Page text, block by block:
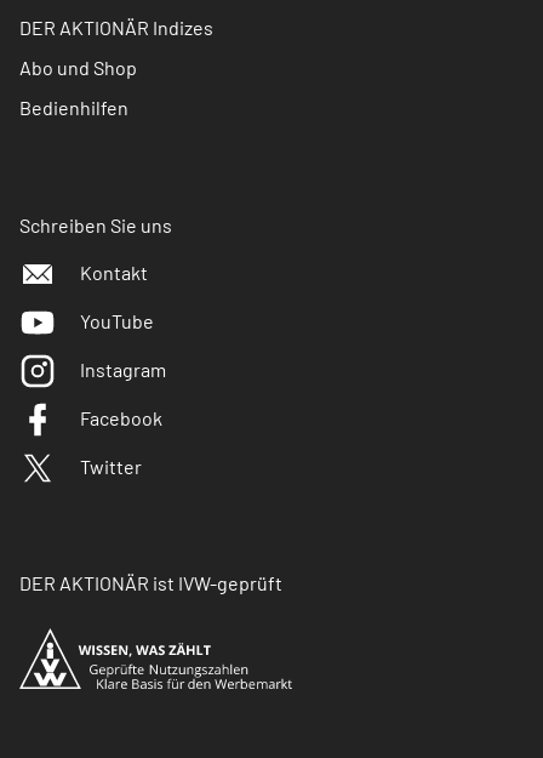
DER AKTIONÄR Indizes
Abo und Shop
Bedienhilfen
Schreiben Sie uns
Kontakt
YouTube
Instagram
Facebook
Twitter
DER AKTIONÄR ist IVW-geprüft